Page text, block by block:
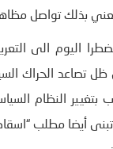
بذلك تواصل
اليوم الى
ظل تصاعد الحراك
بتغيير النظام
أيضا مطلب